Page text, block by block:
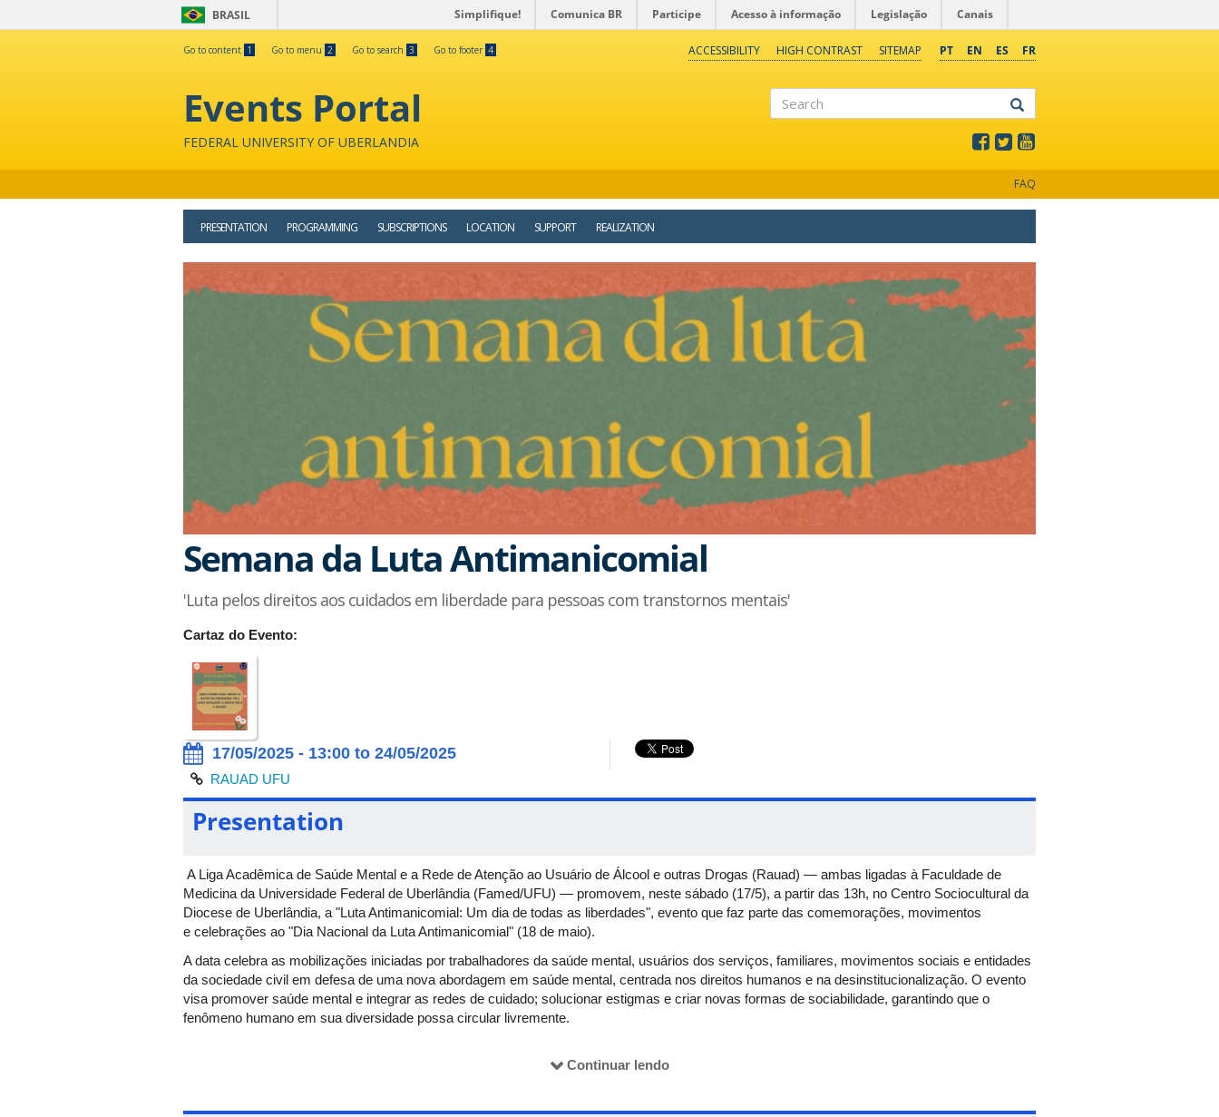
BRASIL Simplifique! Comunica BR Participe Acesso à informação Legislação Canais
Go to content 1 Go to menu 2 Go to search 3 Go to footer 4 PT EN ES FR
ACCESSIBILITY HIGH CONTRAST SITEMAP
Events Portal
FEDERAL UNIVERSITY OF UBERLANDIA
FAQ
PRESENTATION PROGRAMMING SUBSCRIPTIONS LOCATION SUPPORT REALIZATION
Semana da Luta Antimanicomial
'Luta pelos direitos aos cuidados em liberdade para pessoas com transtornos mentais'
Cartaz do Evento:
17/05/2025 - 13:00 to 24/05/2025
RAUAD UFU
Presentation
A Liga Acadêmica de Saúde Mental e a Rede de Atenção ao Usuário de Álcool e outras Drogas (Rauad) — ambas ligadas à Faculdade de
Medicina da Universidade Federal de Uberlândia (Famed/UFU) — promovem, neste sábado (17/5), a partir das 13h, no Centro Sociocultural da
Diocese de Uberlândia, a "Luta Antimanicomial: Um dia de todas as liberdades", evento que faz parte das comemorações, movimentos
e celebrações ao "Dia Nacional da Luta Antimanicomial" (18 de maio).
A data celebra as mobilizações iniciadas por trabalhadores da saúde mental, usuários dos serviços, familiares, movimentos sociais e entidades
da sociedade civil em defesa de uma nova abordagem em saúde mental, centrada nos direitos humanos e na desinstitucionalização. O evento
visa promover saúde mental e integrar as redes de cuidado; solucionar estigmas e criar novas formas de sociabilidade, garantindo que o
fenômeno humano em sua diversidade possa circular livremente.
terão a oportunidade de ver apresentações de usuários dos serviços de saúde mental, oficinas temáticas e vídeos temáticos; tudo
Continuar lendo